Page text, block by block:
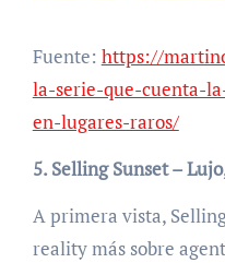
Fuente: https://
la-serie-que-cuenta-
en-lugares-raros/
5. Selling Sunset –
A primera vista,
reality más sobre